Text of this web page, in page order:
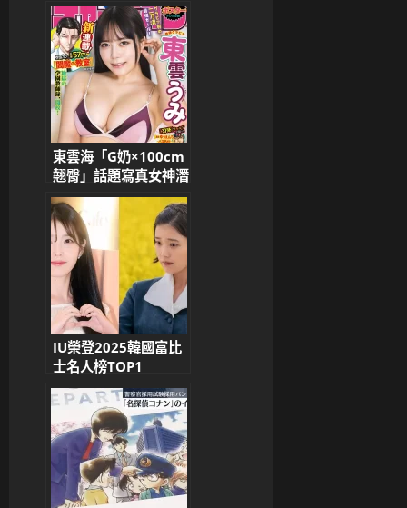
畫師急澄清：那是背肌
線條啦！
東雲海「G奶×100cm
翹臀」話題寫真女神潛
入搜查《勝利女神：妮
姬》生放送 Cos小美人
魚賽蓮！寫真、鋼彈、
Cosplay全網爆紅
IU榮登2025韓國富比
士名人榜TOP1
Aespa、
SEVENTEEN、
BLACKPINK全員solo
強勢入榜